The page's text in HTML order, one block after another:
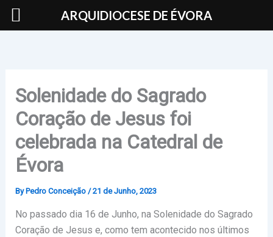
Skip
Solenidade do Sagrado
Coração de Jesus foi
celebrada na Catedral de
Évora
By Pedro Conceição /21 de Junho, 2023
No passado dia 16 de Junho, na Solenidade do Sagrado
Coração de Jesus e, como tem acontecido nos últimos
ARQUIDIOCESE DE ÉVORA